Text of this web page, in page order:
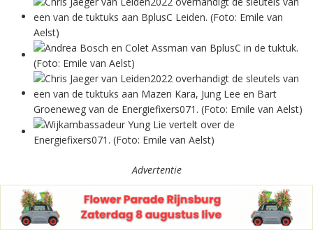
Advertentie